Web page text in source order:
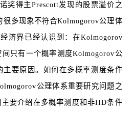
奖得主Prescott发现的股票溢价之
多现象不符合Kolmogorov公理体
济界已经认识到：在Kolmogorov
只有一个概率测度Kolmogorov公
主要原因。如何在多概率测度条件
公理体系重要研究问题之
要介绍在多概率测度和非IID条件